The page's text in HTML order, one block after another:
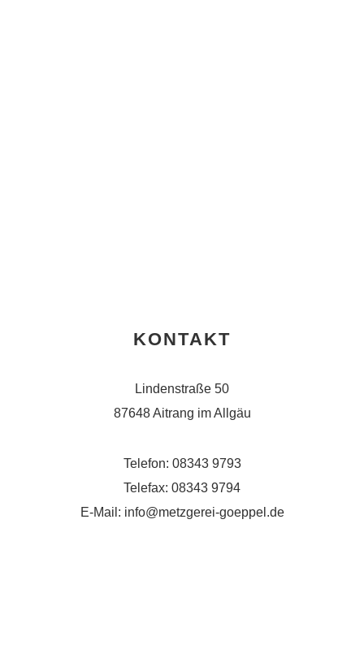
KONTAKT
Lindenstraße 50
87648 Aitrang im Allgäu
Telefon: 08343 9793
Telefax: 08343 9794
E-Mail: info@metzgerei-goeppel.de